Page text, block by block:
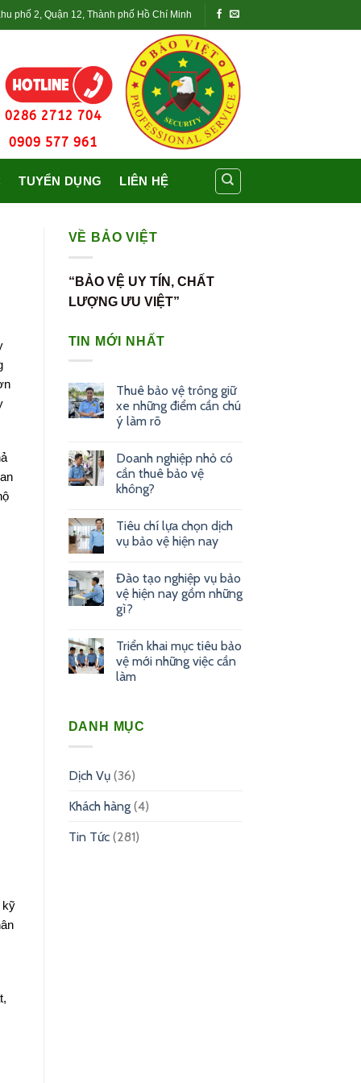
phố 2, Quận 12, Thành phố Hồ Chí Minh
0286 2712 704
0909 577 961
TUYỂN DỤNG LIÊN HỆ
kỹ
VỀ BẢO VIỆT
“BẢO VỆ UY TÍN, CHẤT
LƯỢNG ƯU VIỆT”
TIN MỚI NHẤT
Thuê bảo vệ trông giữ
xe những điểm cần chú
ý làm rõ
Doanh nghiệp nhỏ có
cần thuê bảo vệ
không?
Tiêu chí lựa chọn dịch
vụ bảo vệ hiện nay
Đào tạo nghiệp vụ bảo
vệ hiện nay gồm những
gì?
Triển khai mục tiêu bảo
vệ mới những việc cần
làm
DANH MỤC
Dịch Vụ(36)
Khách hàng(4)
Tin Tức(281)